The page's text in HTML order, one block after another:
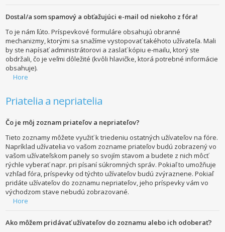
Dostal/a som spamový a obťažujúci e-mail od niekoho z fóra!
To je nám ľúto. Príspevkové formuláre obsahujú obranné
mechanizmy, ktorými sa snažíme vystopovať takéhoto užívateľa. Mali
by ste napísať administrátorovi a zaslať kópiu e-mailu, ktorý ste
obdržali, čo je veľmi dôležité (kvôli hlavičke, ktorá potrebné informácie
obsahuje).
Hore
Priatelia a nepriatelia
Čo je môj zoznam priateľov a nepriateľov?
Tieto zoznamy môžete využiť k triedeniu ostatných užívateľov na fóre.
Napríklad užívatelia vo vašom zozname priateľov budú zobrazený vo
vašom užívateľskom panely so svojím stavom a budete z nich môcť
rýchle vyberať napr. pri písaní súkromných správ. Pokiaľ to umožňuje
vzhľad fóra, príspevky od týchto užívateľov budú zvýraznene. Pokiaľ
pridáte užívateľov do zoznamu nepriateľov, jeho príspevky vám vo
východzom stave nebudú zobrazované.
Hore
Ako môžem pridávať užívateľov do zoznamu alebo ich odoberať?